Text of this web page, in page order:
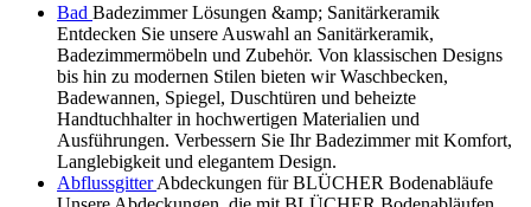
Bad Badezimmer Lösungen &amp; Sanitärkeramik
Entdecken Sie unsere Auswahl an Sanitärkeramik,
Badezimmermöbeln und Zubehör. Von klassischen Designs
bis hin zu modernen Stilen bieten wir Waschbecken,
Badewannen, Spiegel, Duschtüren und beheizte
Handtuchhalter in hochwertigen Materialien und
Ausführungen. Verbessern Sie Ihr Badezimmer mit Komfort,
Langlebigkeit und elegantem Design.
AbflussgitterAbdeckungen für BLÜCHER Bodenabläufe